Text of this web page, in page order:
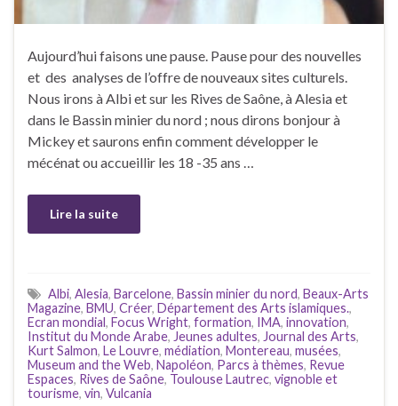
Aujourd’hui faisons une pause. Pause pour des nouvelles
et des analyses de l’offre de nouveaux sites culturels.
Nous irons à Albi et sur les Rives de Saône, à Alesia et
dans le Bassin minier du nord ; nous dirons bonjour à
Mickey et saurons enfin comment développer le
mécénat ou accueillir les 18 -35 ans …
Lire la suite
Albi, Alesia, Barcelone, Bassin minier du nord, Beaux-Arts
Magazine, BMU, Créer, Département des Arts islamiques.,
Ecran mondial, Focus Wright, formation, IMA, innovation,
Institut du Monde Arabe, Jeunes adultes, Journal des Arts,
Kurt Salmon, Le Louvre, médiation, Montereau, musées,
Museum and the Web, Napoléon, Parcs à thèmes, Revue
Espaces, Rives de Saône, Toulouse Lautrec, vignoble et
tourisme, vin, Vulcania